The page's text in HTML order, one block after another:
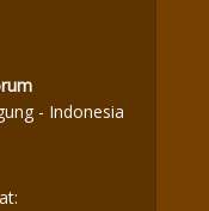
- Indonesia